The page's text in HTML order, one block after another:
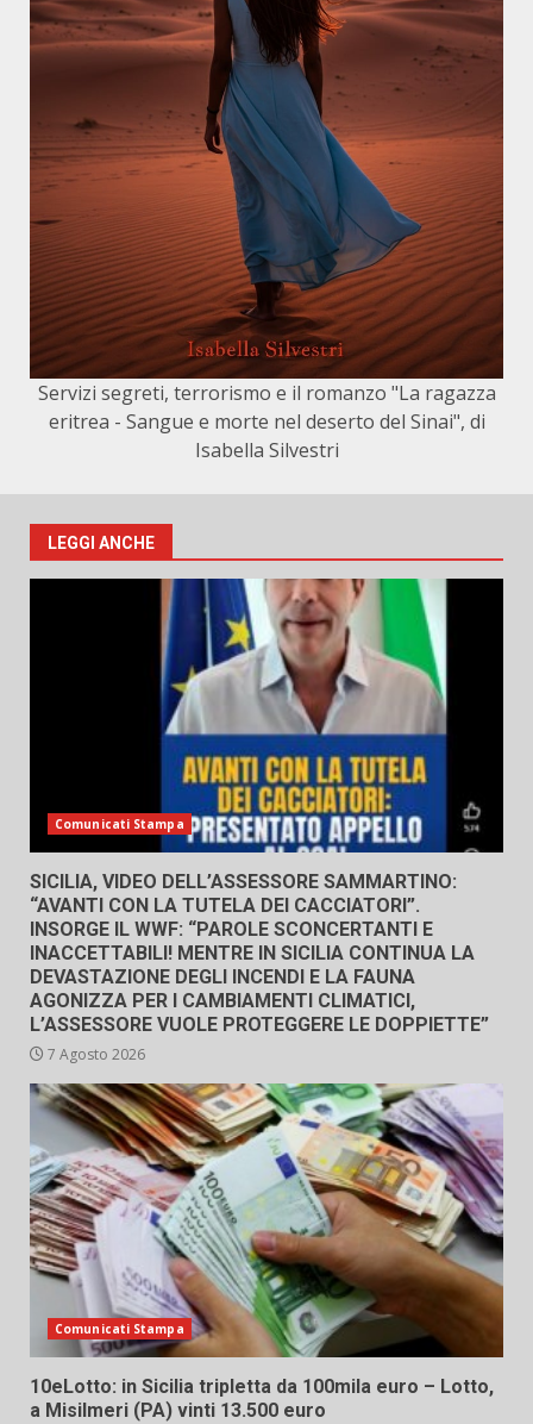
Servizi segreti, terrorismo e il romanzo "La ragazza
eritrea - Sangue e morte nel deserto del Sinai", di
Isabella Silvestri
LEGGI ANCHE
Comunicati Stampa
SICILIA, VIDEO DELL’ASSESSORE SAMMARTINO:
“AVANTI CON LA TUTELA DEI CACCIATORI”.
INSORGE IL WWF: “PAROLE SCONCERTANTI E
INACCETTABILI! MENTRE IN SICILIA CONTINUA LA
DEVASTAZIONE DEGLI INCENDI E LA FAUNA
AGONIZZA PER I CAMBIAMENTI CLIMATICI,
L’ASSESSORE VUOLE PROTEGGERE LE DOPPIETTE”
7 Agosto 2026
Comunicati Stampa
10eLotto: in Sicilia tripletta da 100mila euro – Lotto,
a Misilmeri (PA) vinti 13.500 euro